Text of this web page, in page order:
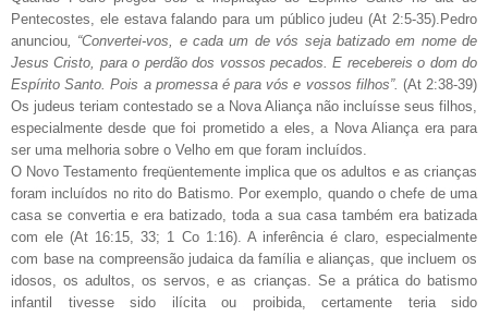
Pentecostes, ele estava falando para um público judeu (At 2:5-35).Pedro
anunciou, “Convertei-vos, e cada um de vós seja batizado em nome de
Jesus Cristo, para o perdão dos vossos pecados. E recebereis o dom do
Espírito Santo. Pois a promessa é para vós e vossos filhos”. (At 2:38-39)
Os judeus teriam contestado se a Nova Aliança não incluísse seus filhos,
especialmente desde que foi prometido a eles, a Nova Aliança era para
ser uma melhoria sobre o Velho em que foram incluídos.
O Novo Testamento freqüentemente implica que os adultos e as crianças
foram incluídos no rito do Batismo. Por exemplo, quando o chefe de uma
casa se convertia e era batizado, toda a sua casa também era batizada
com ele (At 16:15, 33; 1 Co 1:16). A inferência é claro, especialmente
com base na compreensão judaica da família e alianças, que incluem os
idosos, os adultos, os servos, e as crianças. Se a prática do batismo
infantil tivesse sido ilícita ou proibida, certamente teria sido